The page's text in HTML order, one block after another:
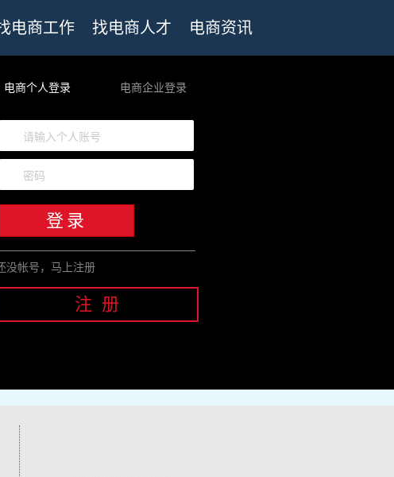
电商工作 找电商人才 电商资讯
电商个人登录 电商企业登录
请输入个人账号
密码
登录
没帐号，马上注册
注 册